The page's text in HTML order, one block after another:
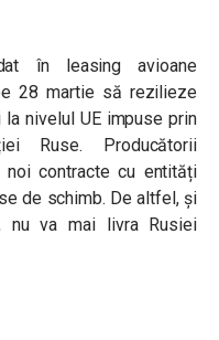
în leasing avioane
28 martie să rezilieze
nivelul UE impuse prin
Ruse. Producătorii
contracte cu entități
de schimb. De altfel, și
nu va mai livra Rusiei